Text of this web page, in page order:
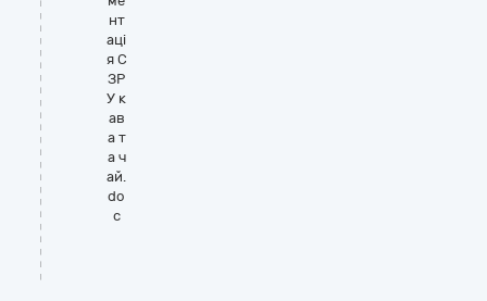
нт
аці
я С
ЗР
У к
ав
а т
а ч
ай.
do
c